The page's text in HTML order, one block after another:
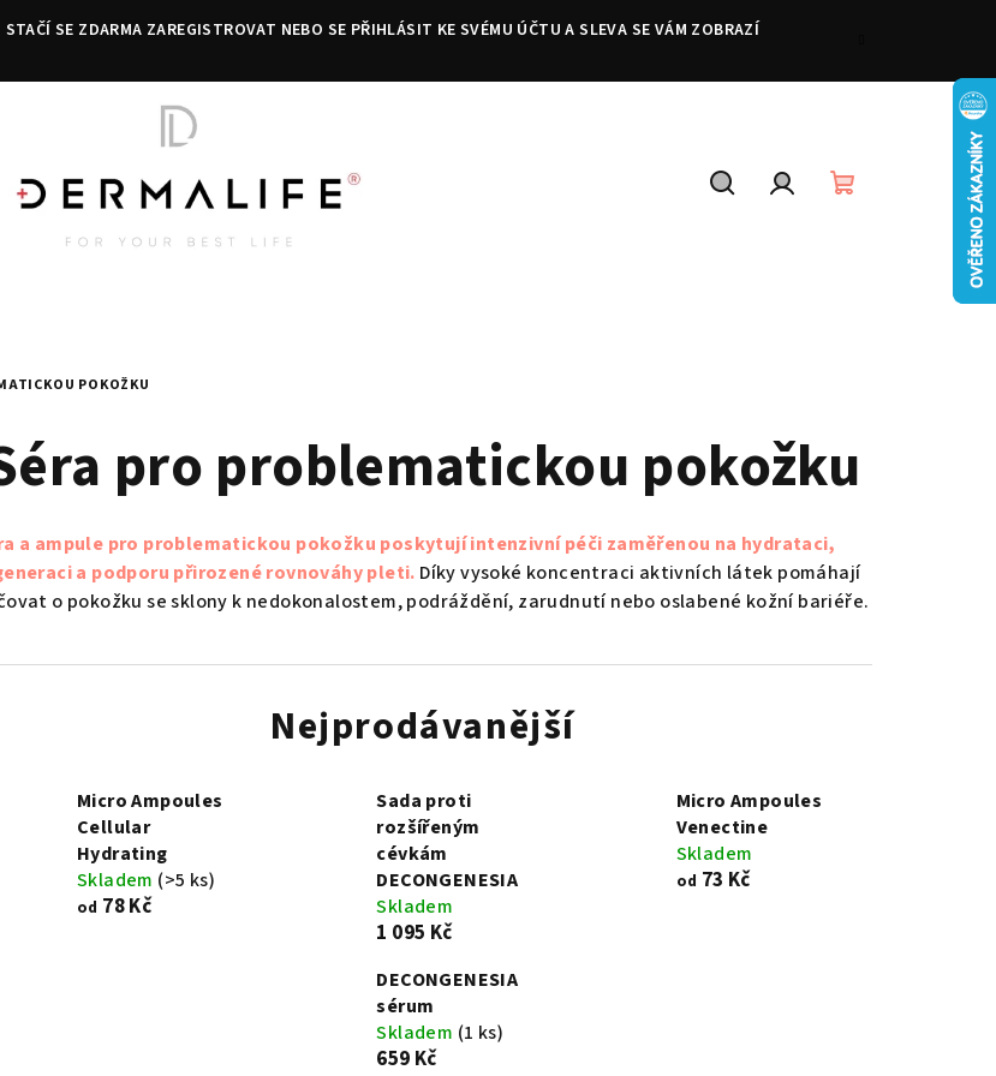
SE ZDARMA ZAREGISTROVAT NEBO SE PŘIHLÁSIT KE SVÉMU ÚČTU A SLEVA SE VÁM ZOBRAZÍ
POKOŽKU
pro problematickou pokožku
a ampule pro problematickou pokožku poskytují intenzivní péči zaměřenou na hydrataci,
a podporu přirozené rovnováhy pleti. Díky vysoké koncentraci aktivních látek pomáhají
o pokožku se sklony k nedokonalostem, podráždění, zarudnutí nebo oslabené kožní bariéře.
Nejprodávanější
Micro Ampoules
Cellular
Hydrating
Skladem (>5 ks)
od 78 Kč
Sada proti
rozšířeným
cévkám
DECONGENESIA
Skladem
1 095 Kč
Micro Ampoules
Venectine
Skladem
od 73 Kč
DECONGENESIA
sérum
Skladem (1 ks)
659 Kč